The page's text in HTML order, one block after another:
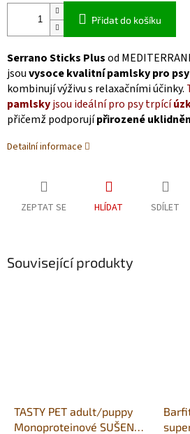
Přidat do košíku
Serrano Sticks Plusod
jsouvysoce kvalitní pamlsky pro
kombinují výživu s relaxačními účinky.
pamlskyjsou ideální pro psy trpící
přičemž podporujípřirozené
Detailní informace
ZEPTAT SE HLÍDAT SDÍLET
Související produkty
TASTY PET adult/puppy
Monoproteinové SUŠENKY